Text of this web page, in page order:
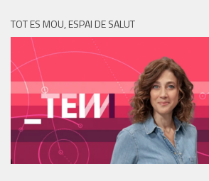
TOT ES MOU, ESPAI DE SALUT